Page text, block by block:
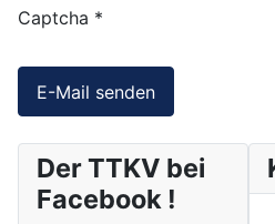
Captcha *
E-Mail senden
Der TTKV bei
Facebook !